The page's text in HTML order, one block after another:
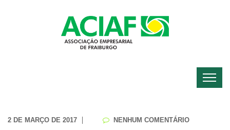
2 DE MARÇO DE 2017 NENHUM COMENTÁRIO